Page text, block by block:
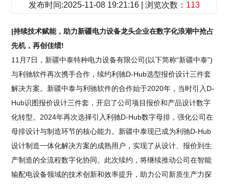
发布时间:2025-11-08 19:21:16 | 浏览次数： 113
|持续技术赋能，助力新疆电力设备龙头企业在数字化浪潮中抢占
先机，再创佳绩!
11月7日，新疆中泰特种电力设备有限公司(以下简称“新疆中泰”)
与利驰软件再次携手合作，续约利驰D-Hub选型报价设计三件套
解决方案。新疆中泰与利驰软件的合作始于2020年，当时引入D-
Hub识图报价设计三件套，开启了公司项目报价和产品设计数字
化转型。2024年再次选择引入利驰D-Hub数字母排，强化公司在
母排设计与制造环节的核心能力。新疆中泰现已成为利驰D-Hub
设计制造一体化解决方案的成熟用户，实现了从设计、报价到生
产制造的全流程数字化协同。此次续约，将继续推动公司在智能
输配电设备领域的技术创新和效率提升，助力公司新质生产力探